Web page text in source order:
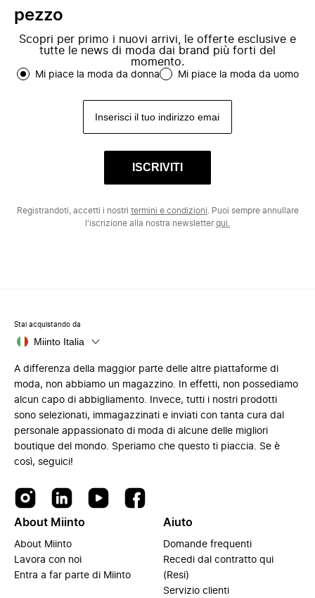
pezzo
Scopri per primo i nuovi arrivi, le offerte esclusive e
tutte le news di moda dai brand più forti del
momento.
Mi piace la moda da donna Mi piace la moda da uomo
ISCRIVITI
Registrandoti, accetti i nostri termini e condizioni . Puoi sempre annullare
l'iscrizione alla nostra newsletterqui.
Stai acquistando da
Miinto Italia
A differenza della maggior parte delle altre piattaforme di
moda, non abbiamo un magazzino. In effetti, non possediamo
alcun capo di abbigliamento. Invece, tutti i nostri prodotti
sono selezionati, immagazzinati e inviati con tanta cura dal
personale appassionato di moda di alcune delle migliori
boutique del mondo. Speriamo che questo ti piaccia. Se è
così, seguici!
About Miinto
About Miinto
Lavora con noi
Entra a far parte di Miinto
Aiuto
Domande frequenti
Recedi dal contratto qui
(Resi)
Servizio clienti